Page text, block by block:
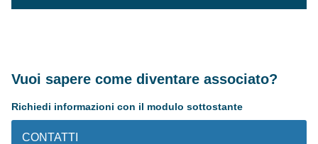
Vuoi sapere come diventare associato?
Richiedi informazioni con il modulo sottostante
CONTATTI